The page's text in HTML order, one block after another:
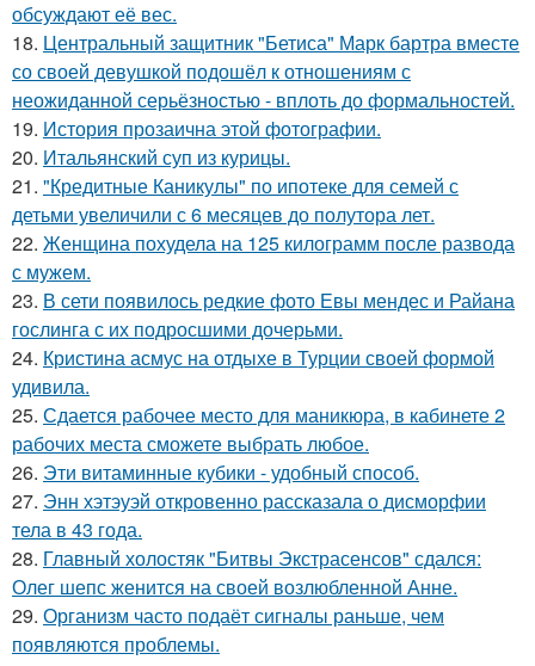
обсуждают её вес.
18. Центральный защитник "Бетиса" Марк бартра вместе
со своей девушкой подошёл к отношениям с
неожиданной серьёзностью - вплоть до формальностей.
19. История прозаична этой фотографии.
20. Итальянский суп из курицы.
21. "Кредитные Каникулы" по ипотеке для семей с
детьми увеличили с 6 месяцев до полутора лет.
22. Женщина похудела на 125 килограмм после развода
с мужем.
23. В сети появилось редкие фото Евы мендес и Райана
гослинга с их подросшими дочерьми.
24. Кристина асмус на отдыхе в Турции своей формой
удивила.
25. Сдается рабочее место для маникюра, в кабинете 2
рабочих места сможете выбрать любое.
26. Эти витаминные кубики - удобный способ.
27. Энн хэтэуэй откровенно рассказала о дисморфии
тела в 43 года.
28. Главный холостяк "Битвы Экстрасенсов" сдался:
Олег шепс женится на своей возлюбленной Анне.
29. Организм часто подаёт сигналы раньше, чем
появляются проблемы.